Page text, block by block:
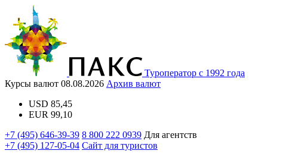
Туроператор с 1992 года
Курсы валют 08.08.2026 Архив валют
USD 85,45
EUR 99,10
+7 (495) 646-39-39 8 800 222 0939 Для агентств
+7 (495) 127-05-04 Сайт для туристов